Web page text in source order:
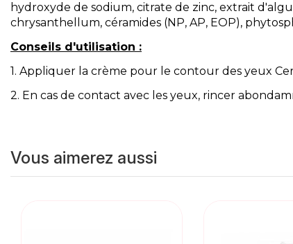
hydroxyde de sodium, citrate de zinc, extrait
chrysanthellum, céramides (NP, AP, EOP),
Conseils d'utilisation :
1. Appliquer la crème pour le contour des yeux
2. En cas de contact avec les yeux, rincer
Vous aimerez aussi